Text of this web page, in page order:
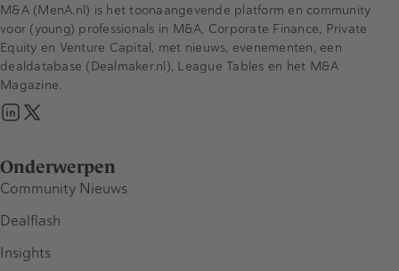
Onderwerpen
Community Nieuws
Dealflash
Insights
M&A (MenA.nl) is het toonaangevende platform en community
voor (young) professionals in M&A, Corporate Finance, Private
Equity en Venture Capital, met nieuws, evenementen, een
dealdatabase (Dealmaker.nl), League Tables en het M&A
Magazine.